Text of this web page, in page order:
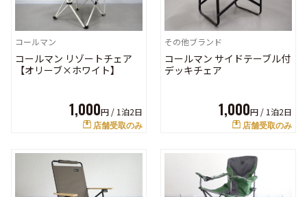
コールマン
コールマン リゾートチェア
【オリーブ×ホワイト】
1,000円 / 1泊2日
店舗受取のみ
その他ブランド
コールマン サイドテーブル付
デッキチェア
1,000円 / 1泊2日
店舗受取のみ